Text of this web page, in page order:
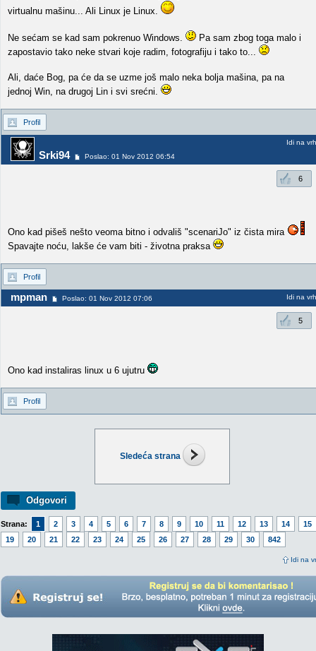
Sledeća strana
Odgovori
Strana: 1 2 3 4 5 6 7 8 9 10 11 12 13 14
15
19
20 21 22 23 24 25 26 27 28 29 30 842
Idi na
virtualnu mašinu... Ali Linux je Linux.
Ne sećam se kad sam pokrenuo Windows.
Pa sam zbog toga malo i
zapostavio tako neke stvari koje radim, fotografiju i tako to...
Ali, daće Bog, pa će da se uzme još malo neka bolja mašina, pa na
jednoj Win, na drugoj Lin i svi srećni.
Profil
Srki94 Poslao: 01 Nov 2012 06:54
Idi na vrh
6
Ono kad pišeš nešto veoma bitno i odvališ "scenariJo" iz čista mira
Spavajte noću, lakše će vam biti - životna praksa
Profil
mpman Poslao: 01 Nov 2012 07:06 Idi na vrh
5
Ono kad instaliras linux u 6 ujutru
Profil